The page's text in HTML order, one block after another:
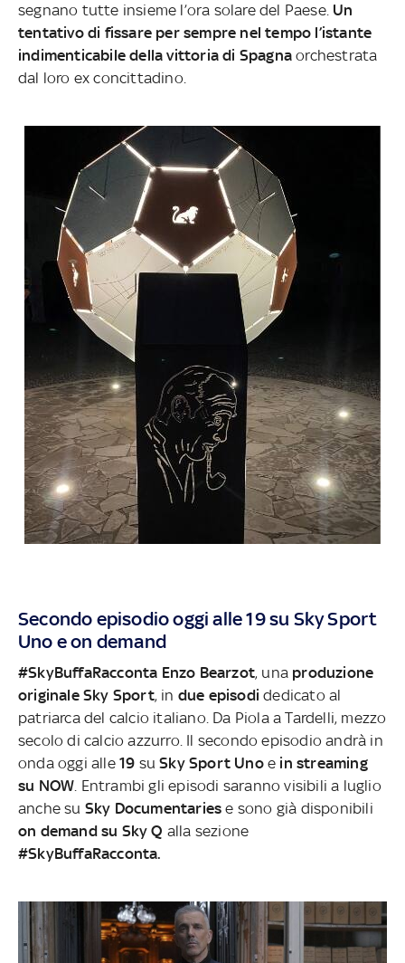
segnano tutte insieme l’ora solare del Paese. Un
tentativo di fissare per sempre nel tempo l’istante
indimenticabile della vittoria di Spagnaorchestrata
dal loro ex concittadino.
Secondo episodio oggi alle 19 su Sky Sport
Uno e on demand
#SkyBuffaRacconta Enzo Bearzot, una produzione
originale Sky Sport, in due episodi dedicato al
patriarca del calcio italiano. Da Piola a Tardelli, mezzo
secolo di calcio azzurro. Il secondo episodio andrà in
onda oggi alle 19 suSky Sport Unoe in streaming
su NOW. Entrambi gli episodi saranno visibili a luglio
anche su Sky Documentaries e sono già disponibili
on demand su Sky Q alla sezione
#SkyBuffaRacconta.